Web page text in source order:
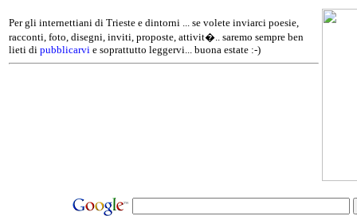
Per gli internettiani di Trieste e dintorni ... se volete inviarci poesie,
racconti, foto, disegni, inviti, proposte, attivit�.. saremo sempre ben
lieti di pubblicarvi e soprattutto leggervi... buona estate :-)